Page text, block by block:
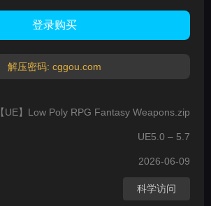
登录购买
解压密码: cggou.com
【UE】Low Poly RPG Fantasy Weapons.zip
UE5.0 – 5.7
2026-06-09
科学访问